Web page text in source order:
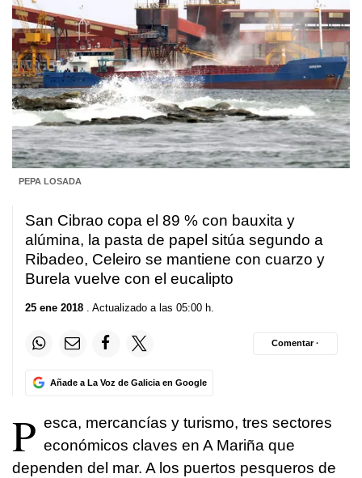
PEPA LOSADA
San Cibrao copa el 89 % con bauxita y
alúmina, la pasta de papel sitúa segundo a
Ribadeo, Celeiro se mantiene con cuarzo y
Burela vuelve con el eucalipto
25 ene 2018 . Actualizado a las 05:00 h.
Añade a La Voz de Galicia en Google
Comentar ·
P esca, mercancías y turismo, tres sectores
económicos claves en A Mariña que
dependen del mar. A los puertos pesqueros de